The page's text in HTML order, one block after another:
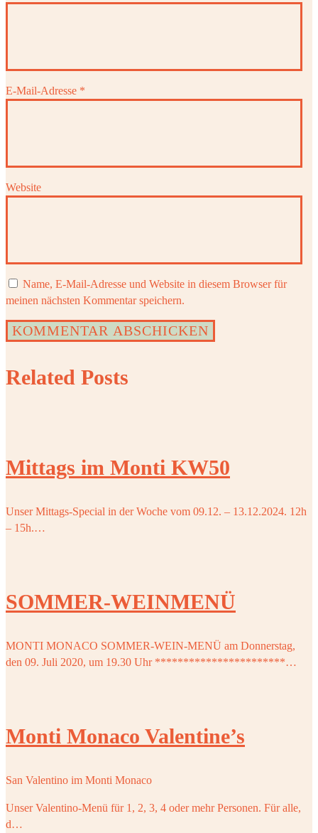
E-Mail-Adresse *
Website
Name, E-Mail-Adresse und Website in diesem Browser für
meinen nächsten Kommentar speichern.
Related Posts
Mittags im Monti KW50
Unser Mittags-Special in der Woche vom 09.12. – 13.12.2024. 12h
– 15h.…
SOMMER-WEINMENÜ
MONTI MONACO SOMMER-WEIN-MENÜ am Donnerstag,
den 09. Juli 2020, um 19.30 Uhr ***********************…
Monti Monaco Valentine’s
San Valentino im Monti Monaco
Unser Valentino-Menü für 1, 2, 3, 4 oder mehr Personen. Für alle,
d…